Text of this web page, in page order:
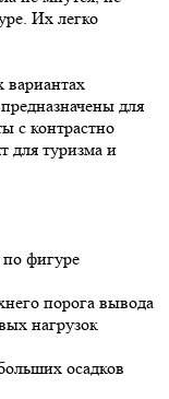
Их легко
для
с контрастно
для туризма и
фигуре
порога вывода
нагрузок
осадков